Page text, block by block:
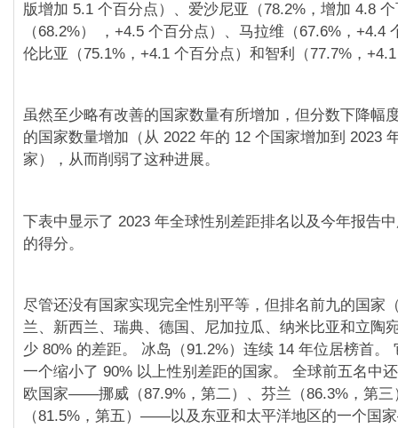
版增加 5.1 个百分点）、爱沙尼亚（78.2%，增加 4.8
（68.2%） ，+4.5 个百分点）、马拉维（67.6%，+4.4
伦比亚（75.1%，+4.1 个百分点）和智利（77.7%，
虽然至少略有改善的国家数量有所增加，但分数下降幅
的国家数量增加（从 2022 年的 12 个国家增加到 2023
家），从而削弱了这种进展。
下表中显示了 2023 年全球性别差距排名以及今年报告
的得分。
尽管还没有国家实现完全性别平等，但排名前九的国家
兰、新西兰、瑞典、德国、尼加拉瓜、纳米比亚和立陶
少 80% 的差距。 冰岛（91.2%）连续 14 年位居榜首。
一个缩小了 90% 以上性别差距的国家。 全球前五名中
欧国家——挪威（87.9%，第二）、芬兰（86.3%，第三
（81.5%，第五）——以及东亚和太平洋地区的一个国